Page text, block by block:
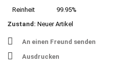
Reinheit
99.95%
Zustand: Neuer Artikel
An einen Freund senden
Ausdrucken